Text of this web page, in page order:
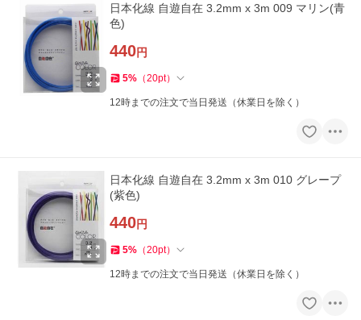
日本化線 自遊自在 3.2mm x 3m 009 マリン(青
色)
440円
5% （20pt）
12時までの注文で当日発送（休業日を除く）
日本化線 自遊自在 3.2mm x 3m 010 グレープ
(紫色)
440円
5% （20pt）
12時までの注文で当日発送（休業日を除く）